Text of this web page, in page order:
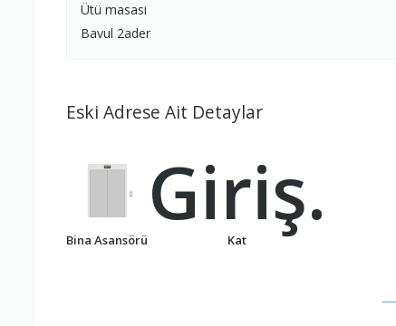
Ütü masası
Bavul 2ader
Eski Adrese Ait Detaylar
Bina Asansörü
Giriş.
Kat